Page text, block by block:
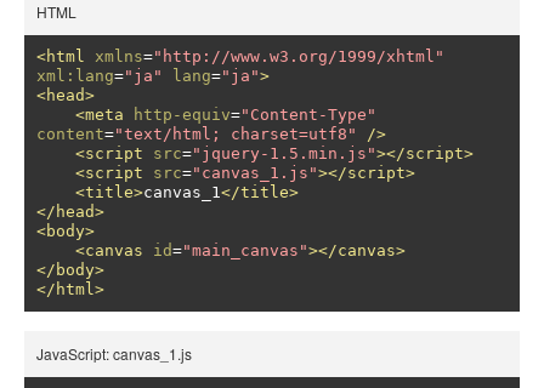
HTML
<html xmlns="http://www.w3.org/1999/xhtml"
xml:lang="ja" lang="ja">
<head>
<meta
http-equiv="Content-Type"
content="text/html; charset=utf8"
/>
<script
src="jquery-1.5.min.js"></script>
<script
src="canvas_1.js"></script>
<title>canvas_1</title>
</head>
<body>
<canvas
id="main_canvas"></canvas>
</body>
</html>
JavaScript: canvas_1.js